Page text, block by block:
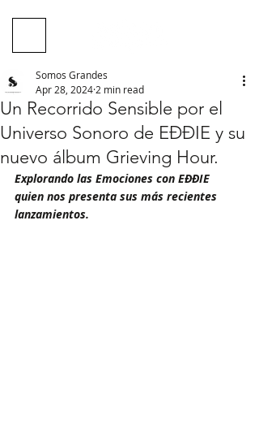
Un Recorrido Sensible por el
Universo Sonoro de EĐĐIE y su
nuevo álbum Grieving Hour.
Somos Grandes
Apr 28, 2024 2 min read
Explorando las Emociones con EĐĐIE
quien nos presenta sus más recientes
lanzamientos.